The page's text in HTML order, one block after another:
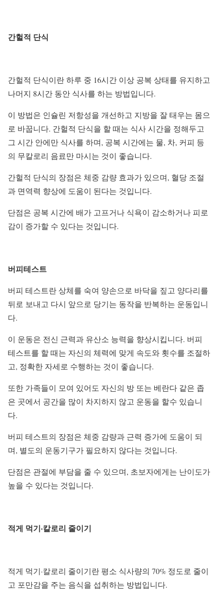
간헐적 단식
간헐적 단식이란 하루 중 16시간 이상 공복 상태를 유지하고
나머지 8시간 동안 식사를 하는 방법입니다.
이 방법은 인슐린 저항성을 개선하고 지방을 잘 태우는 몸으
로 바꿉니다. 간헐적 단식을 할 때는 식사 시간을 정해두고
그 시간 안에만 식사를 하며, 공복 시간에는 물, 차, 커피 등
의 무칼로리 음료만 마시는 것이 좋습니다.
간헐적 단식의 장점은 체중 감량 효과가 있으며, 혈당 조절
과 면역력 향상에 도움이 된다는 것입니다.
단점은 공복 시간에 배가 고프거나 식욕이 감소하거나 피로
감이 증가할 수 있다는 것입니다.
버피테스트
버피 테스트란 상체를 숙여 양손으로 바닥을 짚고 양다리를
뒤로 보내고 다시 앞으로 당기는 동작을 반복하는 운동입니
다.
이 운동은 전신 근력과 유산소 능력을 향상시킵니다. 버피
테스트를 할 때는 자신의 체력에 맞게 속도와 횟수를 조절하
고, 정확한 자세로 수행하는 것이 좋습니다.
또한 가족들이 모여 있어도 자신의 방 또는 베란다 같은 좁
은 곳에서 공간을 많이 차지하지 않고 운동을 할수 있습니
다.
버피 테스트의 장점은 체중 감량과 근력 증가에 도움이 되
며, 별도의 운동기구가 필요하지 않다는 것입니다.
단점은 관절에 부담을 줄 수 있으며, 초보자에게는 난이도가
높을 수 있다는 것입니다.
적게 먹기·칼로리 줄이기
적게 먹기·칼로리 줄이기란 평소 식사량의 70% 정도로 줄이
고 포만감을 주는 음식을 섭취하는 방법입니다.